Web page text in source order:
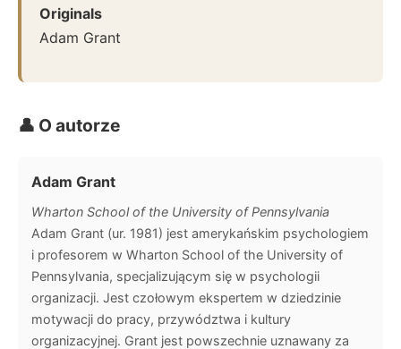
Originals
Adam Grant
👤 O autorze
Adam Grant
Wharton School of the University of Pennsylvania
Adam Grant (ur. 1981) jest amerykańskim psychologiem
i profesorem w Wharton School of the University of
Pennsylvania, specjalizującym się w psychologii
organizacji. Jest czołowym ekspertem w dziedzinie
motywacji do pracy, przywództwa i kultury
organizacyjnej. Grant jest powszechnie uznawany za